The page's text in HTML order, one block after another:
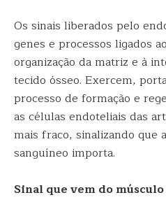
Os sinais liberados pelo
genes e processos ligados
organização da matriz e à
tecido ósseo. Exercem,
processo de formação e
as células endoteliais das
mais fraco, sinalizando que
sanguíneo importa.
Sinal que vem do músculo